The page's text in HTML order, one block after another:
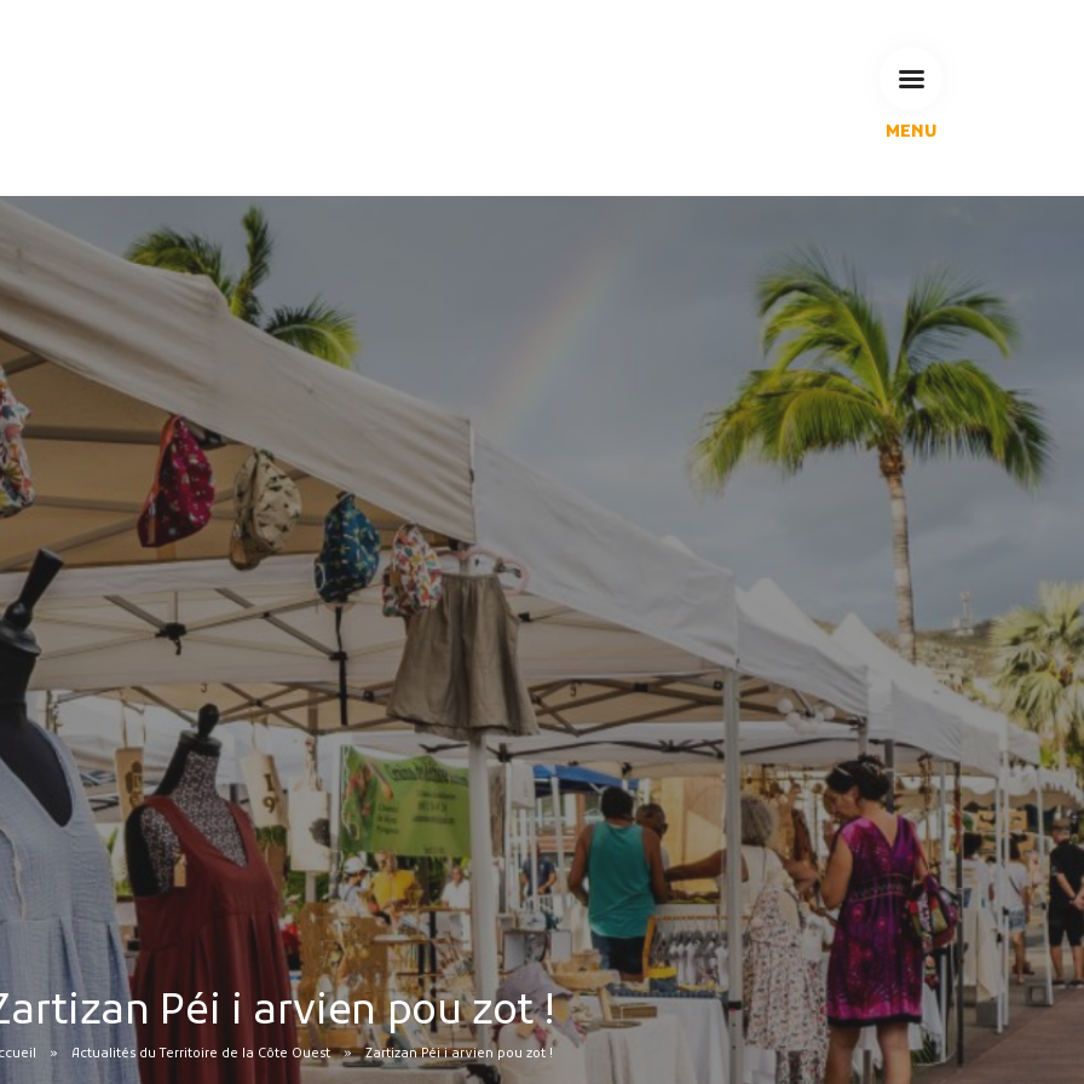
MENU
Espace Pédagogique
RECHERCHE
CALENDRIERS DE COLLECTE
MES DÉMARCHES
Publicité des actes
Marchés publics
Projets financés par l'Europe
Plans d'accès
Péi i arvien pou zot !
Actualités du Territoire de la Côte Ouest Zartizan Péi i arvien pou zot !